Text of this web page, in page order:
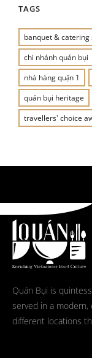
TAGS
banquet & catering
chi nhánh quán bụi
nhà hàng quận 1
quán bụi heritage
travellers' choice
Quán Bụi is
served in a
different locations